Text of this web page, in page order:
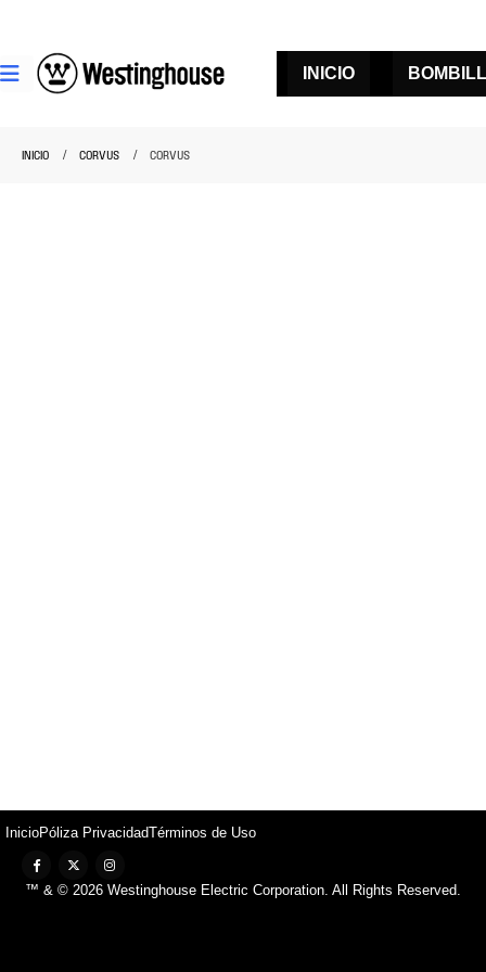
INICIO
INICIO CORVUS CORVUS
InicioPóliza PrivacidadTérminos de Uso
™ & © 2026 Westinghouse Electric Corporation. All Rights Reserved.